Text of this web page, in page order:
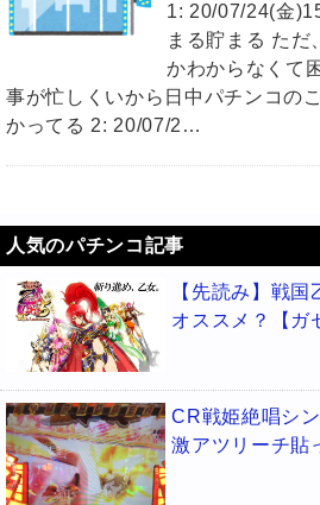
1: 20/07/24(金
まる貯まる ただ
かわからなくて
事が忙しくいから日中パチンコの
かってる 2: 20/07/2…
人気のパチンコ記事
【先読み】戦
オススメ？【ガ
CR戦姫絶唱シ
激アツリーチ貼